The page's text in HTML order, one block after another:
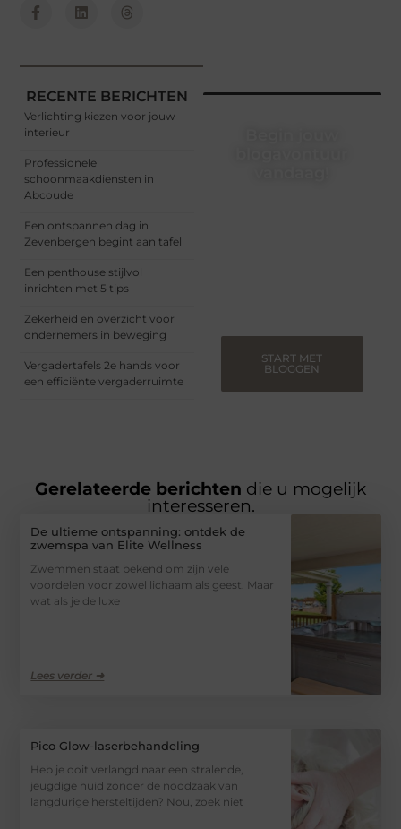
RECENTE BERICHTEN
Verlichting kiezen voor jouw
interieur
Professionele
schoonmaakdiensten in
Abcoude
Een ontspannen dag in
Zevenbergen begint aan tafel
Een penthouse stijlvol
inrichten met 5 tips
Zekerheid en overzicht voor
ondernemers in beweging
Vergadertafels 2e hands voor
een efficiënte vergaderruimte
START MET
BLOGGEN
Gerelateerde berichten die u mogelijk
interesseren.
De ultieme ontspanning: ontdek de
zwemspa van Elite Wellness
Zwemmen staat bekend om zijn vele
voordelen voor zowel lichaam als geest. Maar
wat als je de luxe
Lees verder ➜
Pico Glow-laserbehandeling
Heb je ooit verlangd naar een stralende,
jeugdige huid zonder de noodzaak van
langdurige hersteltijden? Nou, zoek niet